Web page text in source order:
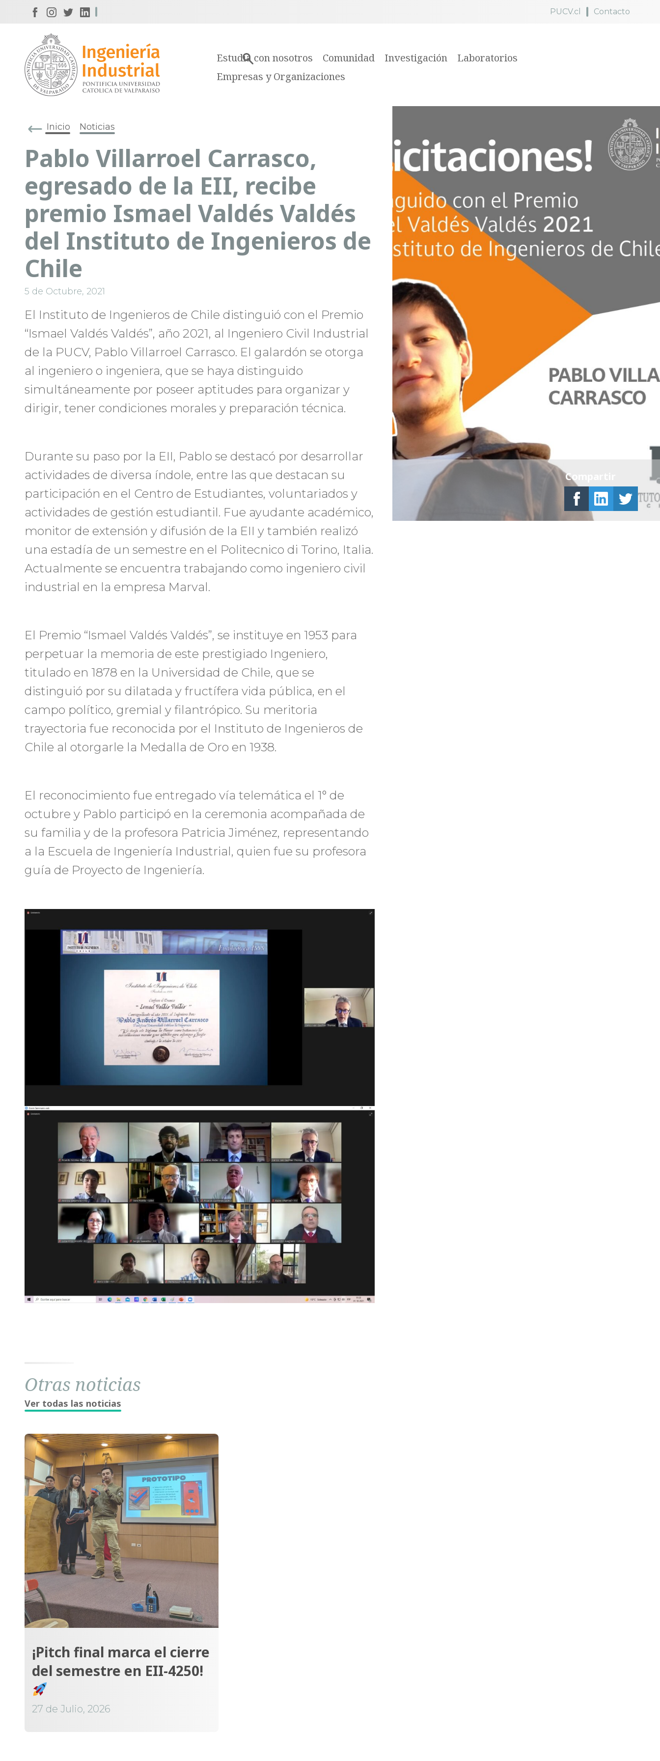
PUCV.cl Contacto
Estudia con nosotros Comunidad Investigación
Laboratorios
Empresas y Organizaciones
Inicio Noticias
Pablo Villarroel Carrasco,
egresado de la EII, recibe
premio Ismael Valdés Valdés
del Instituto de Ingenieros de
Chile
5 de Octubre, 2021
El Instituto de Ingenieros de Chile distinguió con el Premio
“Ismael Valdés Valdés”, año 2021, al Ingeniero Civil Industrial
de la PUCV, Pablo Villarroel Carrasco. El galardón se otorga
al ingeniero o ingeniera, que se haya distinguido
simultáneamente por poseer aptitudes para organizar y
dirigir, tener condiciones morales y preparación técnica.
Durante su paso por la EII, Pablo se destacó por desarrollar
actividades de diversa índole, entre las que destacan su
participación en el Centro de Estudiantes, voluntariados y
actividades de gestión estudiantil. Fue ayudante académico,
monitor de extensión y difusión de la EII y también realizó
una estadía de un semestre en el Politecnico di Torino, Italia.
Actualmente se encuentra trabajando como ingeniero civil
industrial en la empresa Marval.
El Premio “Ismael Valdés Valdés”, se instituye en 1953 para
perpetuar la memoria de este prestigiado Ingeniero,
titulado en 1878 en la Universidad de Chile, que se
distinguió por su dilatada y fructífera vida pública, en el
campo político, gremial y filantrópico. Su meritoria
trayectoria fue reconocida por el Instituto de Ingenieros de
Chile al otorgarle la Medalla de Oro en 1938.
El reconocimiento fue entregado vía telemática el 1° de
octubre y Pablo participó en la ceremonia acompañada de
su familia y de la profesora Patricia Jiménez, representando
a la Escuela de Ingeniería Industrial, quien fue su profesora
guía de Proyecto de Ingeniería.
Compartir
Otras noticias
Ver todas las noticias
¡Pitch final marca el cierre
del semestre en EII-4250!
27 de Julio, 2026